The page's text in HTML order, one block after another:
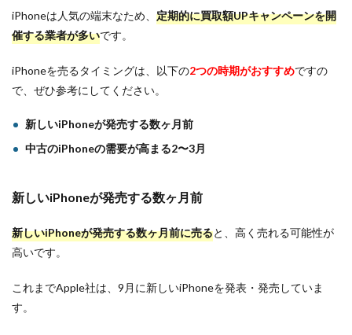
iPhoneは人気の端末なため、 定期的に買取額UPキャンペーンを開
催する業者が多いです。
iPhoneを売るタイミングは、以下の2つの時期がおすすめですの
で、ぜひ参考にしてください。
新しいiPhoneが発売する数ヶ月前
中古のiPhoneの需要が高まる2〜3月
新しいiPhoneが発売する数ヶ月前
新しいiPhoneが発売する数ヶ月前に売ると、高く売れる可能性が
高いです。
これまでApple社は、9月に新しいiPhoneを発表・発売していま
す。